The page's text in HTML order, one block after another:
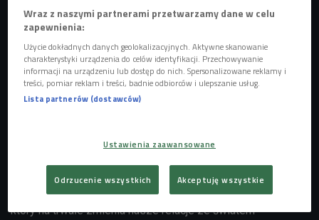
Mistrzostwo zapisane w ciele
Rzemiosło to nie ulotna moda, ale ważny trend społeczny,
który na trwałe zmienia nasze relacje ze światem
Wraz z naszymi partnerami przetwarzamy dane w celu
zapewnienia:
Użycie dokładnych danych geolokalizacyjnych. Aktywne skanowanie
charakterystyki urządzenia do celów identyfikacji. Przechowywanie
informacji na urządzeniu lub dostęp do nich. Spersonalizowane reklamy i
treści, pomiar reklam i treści, badnie odbiorców i ulepszanie usług.
Lista partnerów (dostawców)
Ustawienia zaawansowane
Odrzucenie wszystkich Akceptuję wszystkie